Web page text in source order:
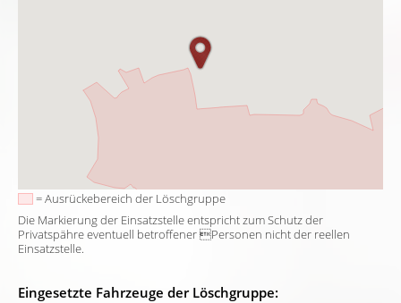
= Ausrückebereich der Löschgruppe
Die Markierung der Einsatzstelle entspricht zum Schutz der
Privatspähre eventuell betroffener Personen nicht der reellen
Einsatzstelle.
Eingesetzte Fahrzeuge der Löschgruppe: